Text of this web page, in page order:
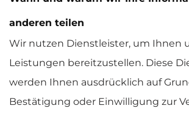
anderen teilen
Wir nutzen Dienstleister, um Ihnen
Leistungen bereitzustellen. Diese
werden Ihnen ausdrücklich auf
Bestätigung oder Einwilligung zur